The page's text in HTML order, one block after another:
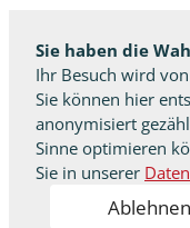
Sie haben die
Ihr Besuch wird
Sie können hier
anonymisiert
Sinne optimieren
Sie in unserer
Ablehnen